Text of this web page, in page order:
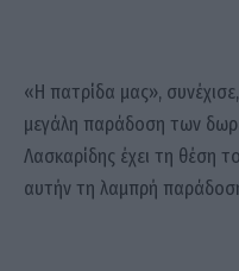
«Η πατρίδα μας»,
μεγάλη παράδοση των
Λασκαρίδης έχει τη θέση
αυτήν τη λαμπρή